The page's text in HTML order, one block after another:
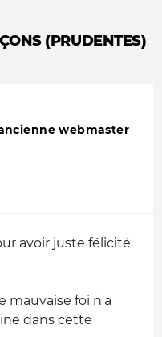
(PRUDENTES)
webmaster
avoir juste félicité
mauvaise foi n'a
dans cette